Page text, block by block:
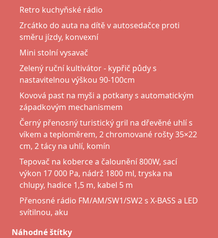
Retro kuchyňské rádio
Zrcátko do auta na dítě v autosedačce proti
směru jízdy, konvexní
Mini stolní vysavač
Zelený ruční kultivátor - kypřič půdy s
nastavitelnou výškou 90-100cm
Kovová past na myši a potkany s automatickým
západkovým mechanismem
Černý přenosný turistický gril na dřevěné uhlí s
víkem a teploměrem, 2 chromované rošty 35×22
cm, 2 tácy na uhlí, komín
Tepovač na koberce a čalounění 800W, sací
výkon 17 000 Pa, nádrž 1800 ml, tryska na
chlupy, hadice 1,5 m, kabel 5 m
Přenosné rádio FM/AM/SW1/SW2 s X-BASS a LED
svítilnou, aku
Náhodné štítky